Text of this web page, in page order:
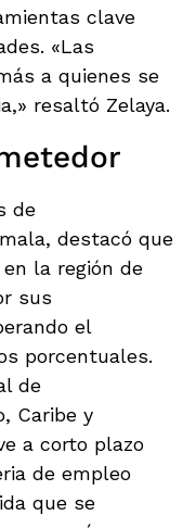
clave
«Las
a quienes se
resaltó Zelaya.
de
destacó que
la región de
sus
el
porcentuales.
de
Caribe y
a corto plazo
de empleo
que se